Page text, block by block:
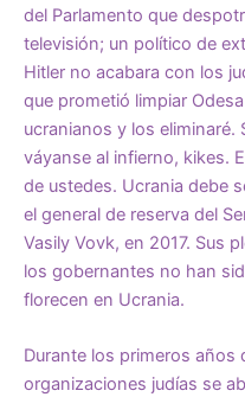
del Parlamento que
televisión; un político de
Hitler no acabara con los
que prometió limpiar
ucranianos y los eliminaré.
váyanse al infierno, kikes.
de ustedes. Ucrania debe
el general de reserva del
Vasily Vovk, en 2017. Sus
los gobernantes no han
florecen en Ucrania.
Durante los primeros años
organizaciones judías se